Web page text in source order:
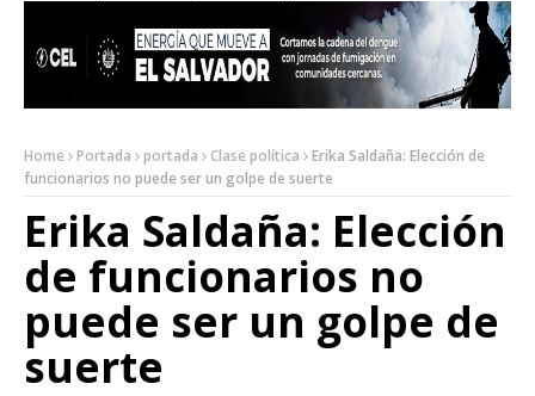
Home Portada portada Clase política
Erika Saldaña: Elección de
funcionarios no puede ser un golpe de suerte
Erika Saldaña: Elección
de funcionarios no
puede ser un golpe de
suerte